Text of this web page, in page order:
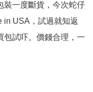
裝一度斷貨，今次蛇仔
in USA，試過就知返
包試吓。價錢合理，一